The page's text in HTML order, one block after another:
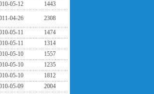
05-12 1443
04-26 2308
05-11
1474
05-11
1314
05-10
1557
05-10
1235
05-10
1812
05-09
2004